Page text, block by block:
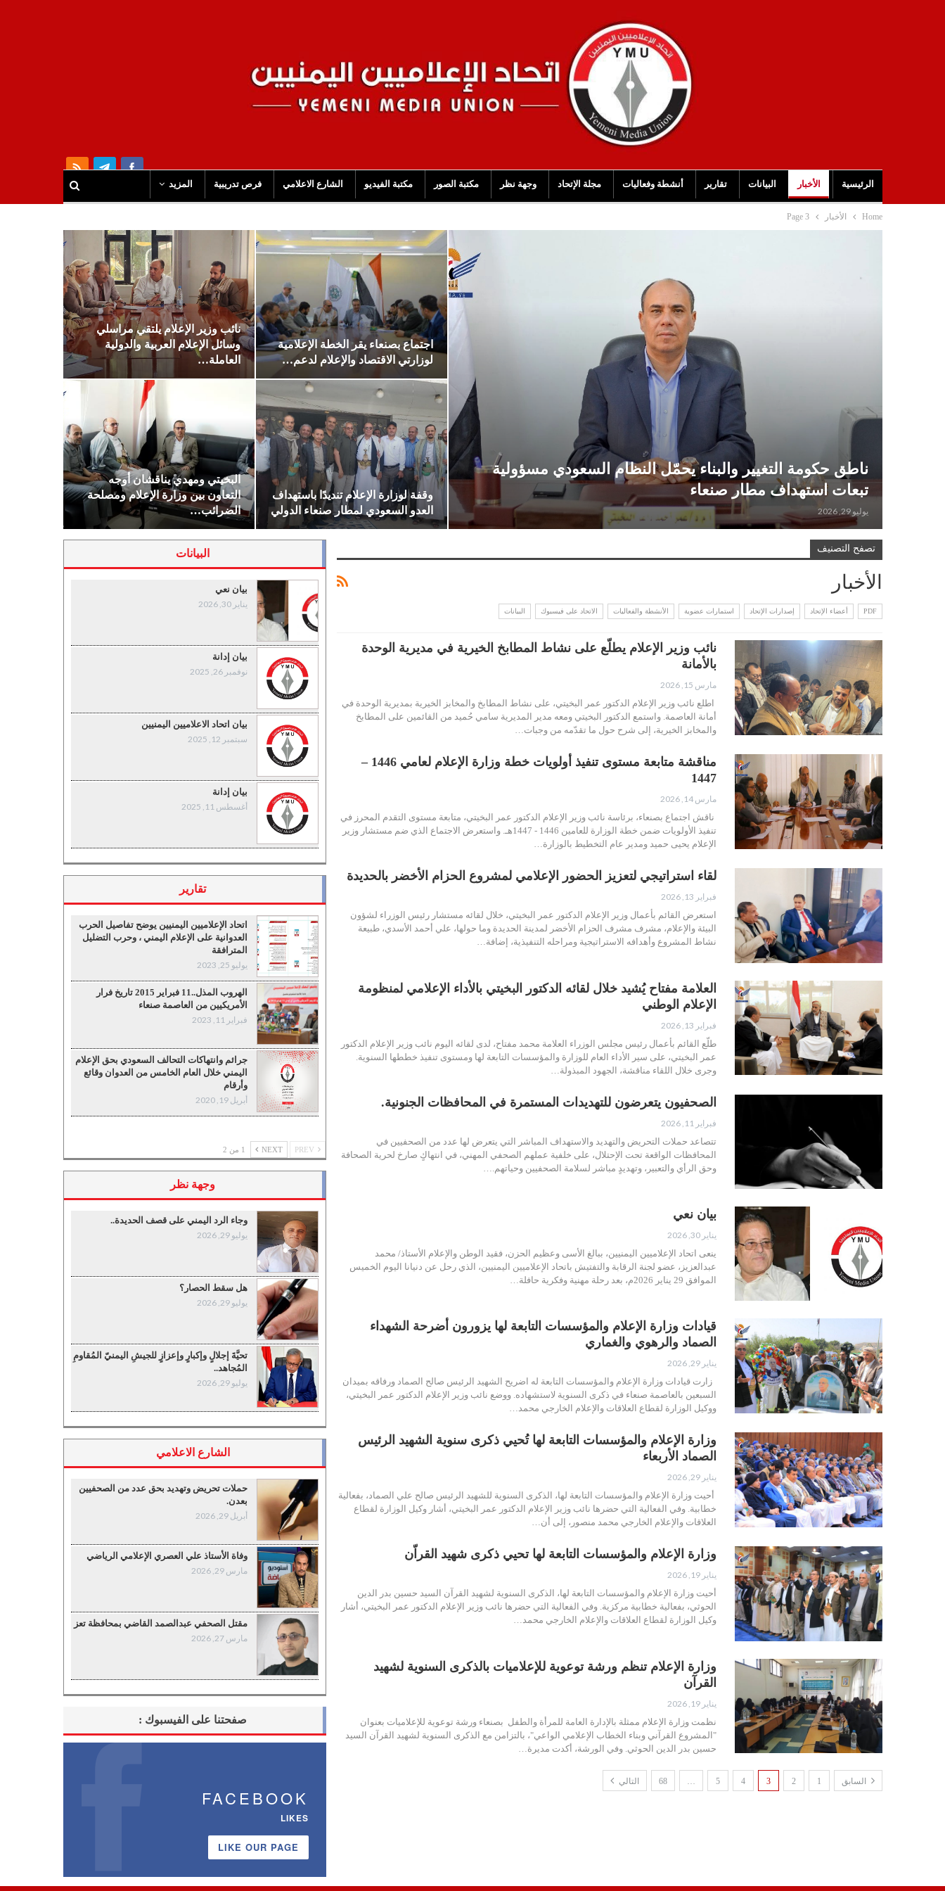
الرئيسية الأخبار البيانات تقارير أنشطة وفعاليات مجلة الإتحاد وجهة نظر مكتبة الصور مكتبة الفيديو الشارع الاعلامي فرص تدريبية المزيد
Home الأخبار Page 3
ناطق حكومة التغيير والبناء يحمّل النظام السعودي مسؤولية
تبعات استهداف مطار صنعاء
يوليو 29, 2026
اجتماع بصنعاء يقر الخطة الإعلامية
لوزارتي الاقتصاد والإعلام لدعم…
نائب وزير الإعلام يلتقي مراسلي
وسائل الإعلام العربية والدولية
العاملة…
وقفة لوزارة الإعلام تنديدًا باستهداف
العدو السعودي لمطار صنعاء الدولي
البخيتي ومهدي يناقشان أوجه
التعاون بين وزارة الإعلام ومصلحة
الضرائب…
تصفح التصنيف
الأخبار
PDF أعضاء الإتحاد إصدارات الإتحاد استمارات عضوية الأنشطة والفعاليات الاتحاد على فيسبوك البيانات
نائب وزير الإعلام يطلّع على نشاط المطابخ الخيرية في مديرية الوحدة
بالأمانة
مارس 15, 2026
اطلع نائب وزير الإعلام الدكتور عمر البخيتي، على نشاط المطابخ والمخابز الخيرية بمديرية الوحدة في
أمانة العاصمة. واستمع الدكتور البخيتي ومعه مدير المديرية سامي حُميد من القائمين على المطابخ
والمخابز الخيرية، إلى شرح حول ما تقدّمه من وجبات…
مناقشة متابعة مستوى تنفيذ أولويات خطة وزارة الإعلام لعامي 1446 –
1447
مارس 14, 2026
ناقش اجتماع بصنعاء، برئاسة نائب وزير الإعلام الدكتور عمر البخيتي، متابعة مستوى التقدم المحرز في
تنفيذ الأولويات ضمن خطة الوزارة للعامين 1446 - 1447هـ. واستعرض الاجتماع الذي ضم مستشار وزير
الإعلام يحيى حميد ومدير عام التخطيط بالوزارة…
لقاء استراتيجي لتعزيز الحضور الإعلامي لمشروع الحزام الأخضر بالحديدة
فبراير 13, 2026
استعرض القائم بأعمال وزير الإعلام الدكتور عمر البخيتي، خلال لقائه مستشار رئيس الوزراء لشؤون
البيئة والإعلام، مشرف مشرف الحزام الأخضر لمدينة الحديدة وما حولها، علي أحمد الأسدي، طبيعة
نشاط المشروع وأهدافه الاستراتيجية ومراحله التنفيذية، إضافة…
العلامة مفتاح يُشيد خلال لقائه الدكتور البخيتي بالأداء الإعلامي لمنظومة
الإعلام الوطني
فبراير 13, 2026
طلّع القائم بأعمال رئيس مجلس الوزراء العلامة محمد مفتاح، لدى لقائه اليوم نائب وزير الإعلام الدكتور
عمر البخيتي، على سير الأداء العام للوزارة والمؤسسات التابعة لها ومستوى تنفيذ خططها السنوية.
وجرى خلال اللقاء مناقشة، الجهود المبذولة…
الصحفيون يتعرضون للتهديدات المستمرة في المحافظات الجنونية.
فبراير 11, 2026
تتصاعد حملات التحريض والتهديد والاستهداف المباشر التي يتعرض لها عدد من الصحفيين في
المحافظات الواقعة تحت الإحتلال، على خلفية عملهم الصحفي المهني، في انتهاكٍ صارخ لحرية الصحافة
وحق الرأي والتعبير، وتهديدٍ مباشر لسلامة الصحفيين وحياتهم.…
بيان نعي
يناير 30, 2026
ينعى اتحاد الإعلاميين اليمنيين، ببالغ الأسى وعظيم الحزن، فقيد الوطن والإعلام الأستاذ/ محمد
عبدالعزيز، عضو لجنة الرقابة والتفتيش باتحاد الإعلاميين اليمنيين، الذي رحل عن دنيانا اليوم الخميس
الموافق 29 يناير 2026م، بعد رحلة مهنية وفكرية حافلة…
قيادات وزارة الإعلام والمؤسسات التابعة لها يزورون أضرحة الشهداء
الصماد والرهوي والغماري
يناير 29, 2026
زارت قيادات وزارة الإعلام والمؤسسات التابعة له اضريح الشهيد الرئيس صالح الصماد ورفاقه بميدان
السبعين بالعاصمة صنعاء في ذكرى السنوية لاستشهاده. ووضع نائب وزير الإعلام الدكتور عمر البخيتي،
ووكيل الوزارة لقطاع العلاقات والإعلام الخارجي محمد…
وزارة الإعلام والمؤسسات التابعة لها تُحيي ذكرى سنوية الشهيد الرئيس
الصماد الأربعاء
يناير 29, 2026
أحيت وزارة الإعلام والمؤسسات التابعة لها، الذكرى السنوية للشهيد الرئيس صالح علي الصماد، بفعالية
خطابية. وفي الفعالية التي حضرها نائب وزير الإعلام الدكتور عمر البخيتي، أشار وكيل الوزارة لقطاع
العلاقات والإعلام الخارجي محمد منصور، إلى أن…
وزارة الإعلام والمؤسسات التابعة لها تحيي ذكرى شهيد القراّن
يناير 19, 2026
أحيت وزارة الإعلام والمؤسسات التابعة لها، الذكرى السنوية لشهيد القرآن السيد حسين بدر الدين
الحوثي، بفعالية خطابية مركزية. وفي الفعالية التي حضرها نائب وزير الإعلام الدكتور عمر البخيتي، أشار
وكيل الوزارة لقطاع العلاقات والإعلام الخارجي محمد…
وزارة الإعلام تنظم ورشة توعوية للإعلاميات بالذكرى السنوية لشهيد
القرآن
يناير 19, 2026
نظمت وزارة الإعلام ممثلة بالإدارة العامة للمرأة والطفل بصنعاء ورشة توعوية للإعلاميات بعنوان
"المشروع القرآني وبناء الخطاب الإعلامي الواعي"، بالتزامن مع الذكرى السنوية لشهيد القرآن السيد
حسين بدر الدين الحوثي. وفي الورشة، أكدت مديرة…
السابق 1
2
3
4
5
68 التالي
البيانات
بيان نعي
يناير 30, 2026
بيان إدانة
نوفمبر 26, 2025
بيان اتحاد الاعلاميين اليمنيين
سبتمبر 12, 2025
بيان إدانة
أغسطس 11, 2025
تقارير
اتحاد الإعلاميين اليمنيين يوضح تفاصيل الحرب
العدوانية على الإعلام اليمني ، وحرب التضليل
المترافقة
يوليو 25, 2023
الهروب المذل..11 فبراير 2015 تاريخ فرار
الأمريكيين من العاصمة صنعاء
فبراير 11, 2023
جرائم وانتهاكات التحالف السعودي بحق الإعلام
اليمني خلال العام الخامس من العدوان وقائع
وأرقام
أبريل 19, 2020
NEXT 1 من 2
وجهة نظر
وجاء الرد اليمني على قصف الحديدة..
يوليو 29, 2026
هل سقط الحصار؟
يوليو 29, 2026
تحيَّةَ إجلالٍ وإكبارٍ وإعزازٍ للجيشِ اليمنيّ المُقاومِ
المُجاهد..
يوليو 29, 2026
الشارع الاعلامي
حملات تحريض وتهديد بحق عدد من الصحفيين
بعدن.
أبريل 29, 2026
وفاة الأستاذ علي العصري الإعلامي الرياضي
مارس 29, 2026
مقتل الصحفي عبدالصمد القاضي بمحافظة تعز
مارس 27, 2026
صفحتنا على الفيسبوك :
FACEBOOK
LIKES
LIKE OUR PAGE